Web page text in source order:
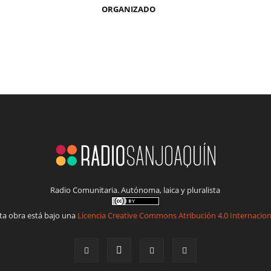
ORGANIZADO
Radio Comunitaria. Autónoma, laica y pluralista
obra está bajo una Licencia Creative Commons Atribución 4.0